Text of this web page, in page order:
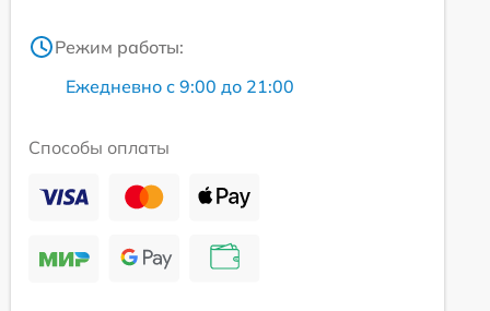
Режим работы:
Ежедневно с 9:00 до 21:00
Способы оплаты